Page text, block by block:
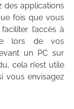
des applications
fois que vous
l’accès à
lors de vos
un PC sur
cela n’est utile
vous envisagez